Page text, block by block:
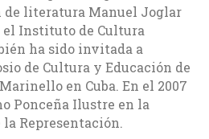
de literatura Manuel Joglar
el Instituto de Cultura
ha sido invitada a
de Cultura y Educación de
en Cuba. En el 2007
Ponceña Ilustre en la
Representación.